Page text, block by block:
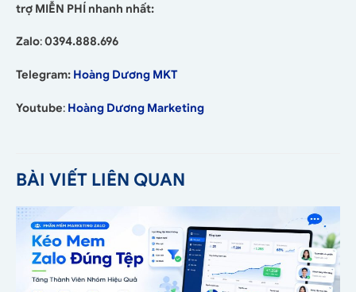
trợ MIỄN PHÍ nhanh nhất:
Zalo:0394.888.696
Telegram: Hoàng Dương MKT
Youtube: Hoàng Dương Marketing
BÀI VIẾT LIÊN QUAN